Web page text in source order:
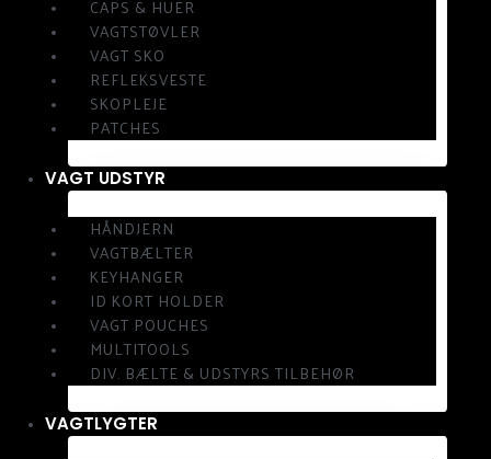
CAPS & HUER
VAGTSTØVLER
VAGT SKO
REFLEKSVESTE
SKOPLEJE
PATCHES
VAGT UDSTYR
HÅNDJERN
VAGTBÆLTER
KEYHANGER
ID KORT HOLDER
VAGT POUCHES
MULTITOOLS
DIV. BÆLTE & UDSTYRS TILBEHØR
VAGTLYGTER